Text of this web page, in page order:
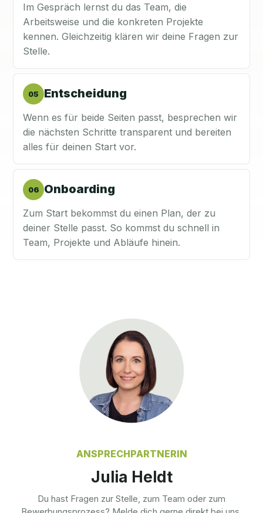
Im Gespräch lernst du das Team, die
Arbeitsweise und die konkreten Projekte
kennen. Gleichzeitig klären wir deine Fragen zur
Stelle.
05 Entscheidung
Wenn es für beide Seiten passt, besprechen wir
die nächsten Schritte transparent und bereiten
alles für deinen Start vor.
06 Onboarding
Zum Start bekommst du einen Plan, der zu
deiner Stelle passt. So kommst du schnell in
Team, Projekte und Abläufe hinein.
ANSPRECHPARTNERIN
Julia Heldt
Du hast Fragen zur Stelle, zum Team oder zum